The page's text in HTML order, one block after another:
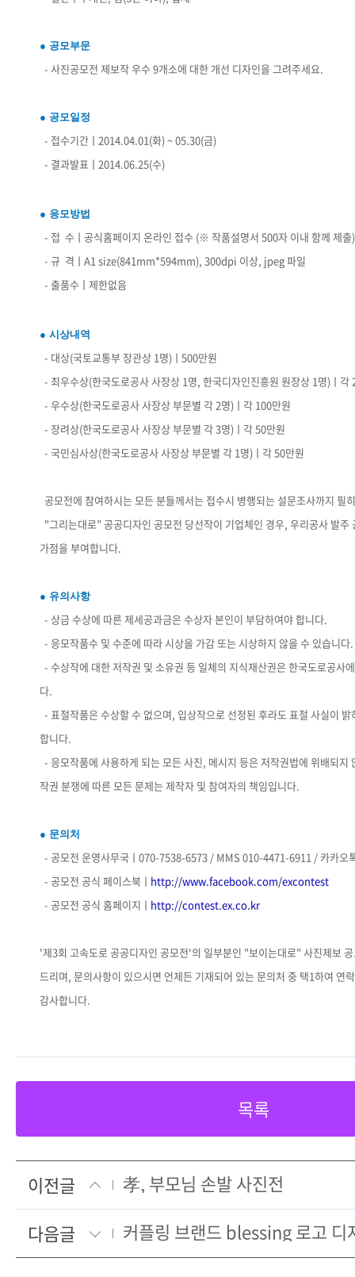
● 공모부문
- 사진공모전 제보작 우수 9개소에 대한 개선 디자인을 그려주세요.
● 공모일정
- 접수기간ㅣ2014.04.01(화) ~ 05.30(금)
- 결과발표ㅣ2014.06.25(수)
● 응모방법
- 접 수ㅣ공식홈페이지 온라인 접수 (※ 작품설명서 500자 이내 함께 제출)
- 규 격ㅣA1 size(841mm*594mm), 300dpi 이상, jpeg 파일
- 출품수ㅣ제한없음
● 시상내역
- 대상(국토교통부 장관상 1명)ㅣ500만원
- 최우수상(한국도로공사 사장상 1명, 한국디자인진흥원 원장상 1명)ㅣ각
- 우수상(한국도로공사 사장상 부문별 각 2명)ㅣ각 100만원
- 장려상(한국도로공사 사장상 부문별 각 3명)ㅣ각 50만원
- 국민심사상(한국도로공사 사장상 부문별 각 1명)ㅣ각 50만원
공모전에 참여하시는 모든 분들께서는 접수시 병행되는 설문조사까지 필
"그리는대로” 공공디자인 공모전 당선작이 기업체인 경우, 우리공사 발
가점을 부여합니다.
● 유의사항
- 상금 수상에 따른 제세공과금은 수상자 본인이 부담하여야 합니다.
- 응모작품수 및 수준에 따라 시상을 가감 또는 시상하지 않을 수 있습니다.
- 수상작에 대한 저작권 및 소유권 등 일체의 지식재산권은 한국도로공사
다.
- 표절작품은 수상할 수 없으며, 입상작으로 선정된 후라도 표절 사실이
합니다.
- 응모작품에 사용하게 되는 모든 사진, 메시지 등은 저작권법에 위배되지
작권 분쟁에 따른 모든 문제는 제작자 및 참여자의 책임입니다.
● 문의처
- 공모전 운영사무국ㅣ070-7538-6573 / MMS 010-4471-6911 / 카카
- 공모전 공식 페이스북ㅣ http://www.facebook.com/excontest
- 공모전 공식 홈페이지ㅣ http://contest.ex.co.kr
'제3회 고속도로 공공디자인 공모전'의 일부분인 "보이는대로" 사진제보
드리며, 문의사항이 있으시면 언제든 기재되어 있는 문의처 중 택1하여 연
감사합니다.
목록
이전글
孝, 부모님 손발 사진전
다음글
커플링 브랜드 blessing 로고 디